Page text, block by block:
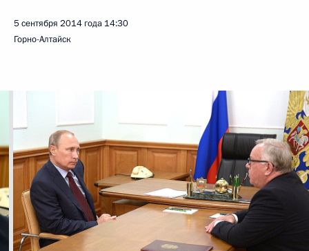
5 сентября 2014 года 14:30
Горно-Алтайск